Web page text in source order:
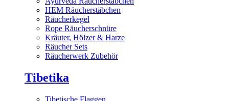
HEM Räucherstäbchen
Räucherkegel
Rope Räucherschnüre
Kräuter, Hölzer & Harze
Räucher Sets
Räucherwerk Zubehör
Tibetika